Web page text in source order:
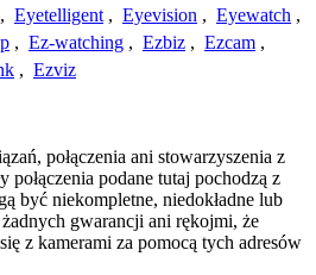
, Eyetelligent , Eyevision , Eyewatch ,
, Ez-watching , Ezbiz , Ezcam ,
, Ezviz
połączenia ani stowarzyszenia z
połączenia podane tutaj pochodzą z
być niekompletne, niedokładne lub
gwarancji ani rękojmi, że
z kamerami za pomocą tych adresów